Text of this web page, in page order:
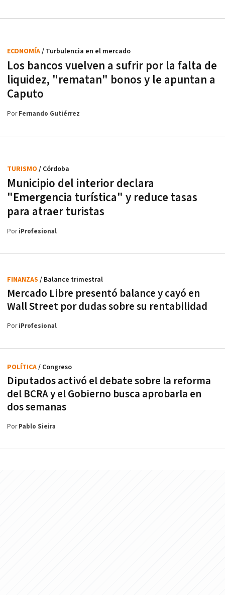
Los bancos vuelven a sufrir por la falta de
liquidez, "rematan" bonos y le apuntan a
Caputo
ECONOMÍA/ Turbulencia en el mercado
PorFernando Gutiérrez
Municipio del interior declara
"Emergencia turística" y reduce tasas
para atraer turistas
TURISMO / Córdoba
PoriProfesional
Mercado Libre presentó balance y cayó en
Wall Street por dudas sobre su rentabilidad
FINANZAS / Balance trimestral
PoriProfesional
Diputados activó el debate sobre la reforma
del BCRA y el Gobierno busca aprobarla en
dos semanas
POLÍTICA/ Congreso
PorPablo Sieira